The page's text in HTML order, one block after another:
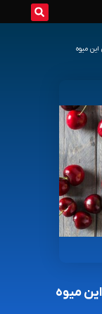
میوه
میوه